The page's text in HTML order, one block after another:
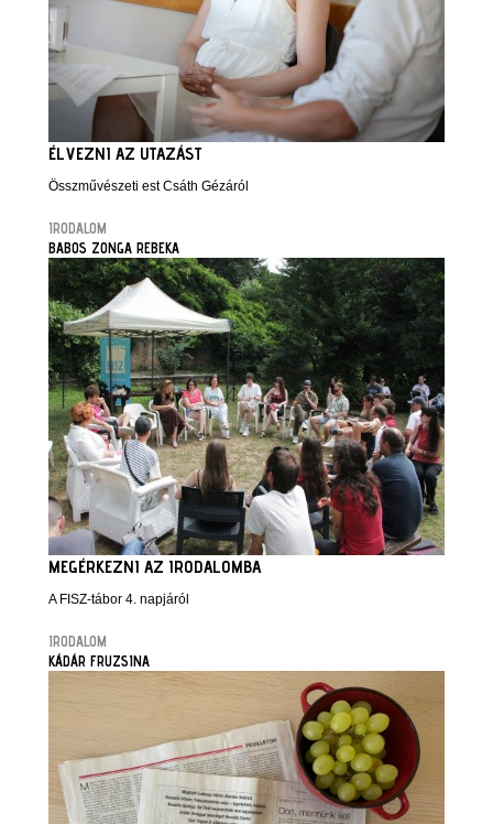
ÉLVEZNI AZ UTAZÁST
Összművészeti est Csáth Gézáról
IRODALOM
BABOS ZONGA REBEKA
MEGÉRKEZNI AZ IRODALOMBA
A FISZ-tábor 4. napjáról
IRODALOM
KÁDÁR FRUZSINA